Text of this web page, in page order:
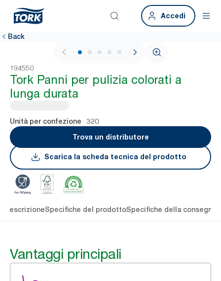
Accedi
Back
1 / 5
194550
Tork Panni per pulizia colorati a
lunga durata
Unità per confezione
320
Trova un distributore
Scarica la scheda tecnica del prodotto
DescrizioneSpecifiche del prodottoSpecifiche della consegna
Vantaggi principali